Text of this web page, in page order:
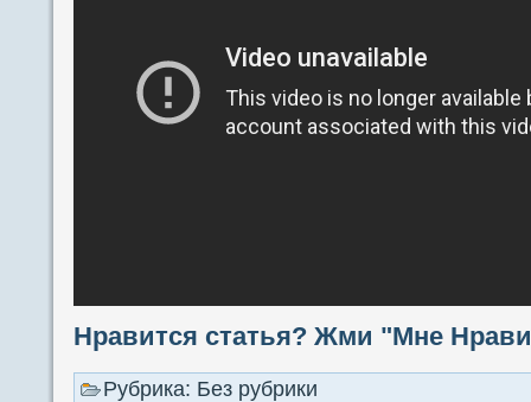
Нравится статья? Жми "Мне
Рубрика: Без рубрики